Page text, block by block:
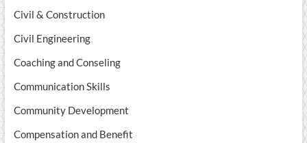
Civil & Construction
Civil Engineering
Coaching and Conseling
Communication Skills
Community Development
Compensation and Benefit